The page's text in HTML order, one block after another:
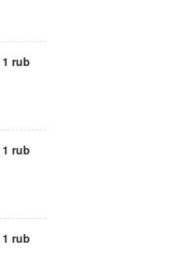
1 rub
1 rub
1 rub